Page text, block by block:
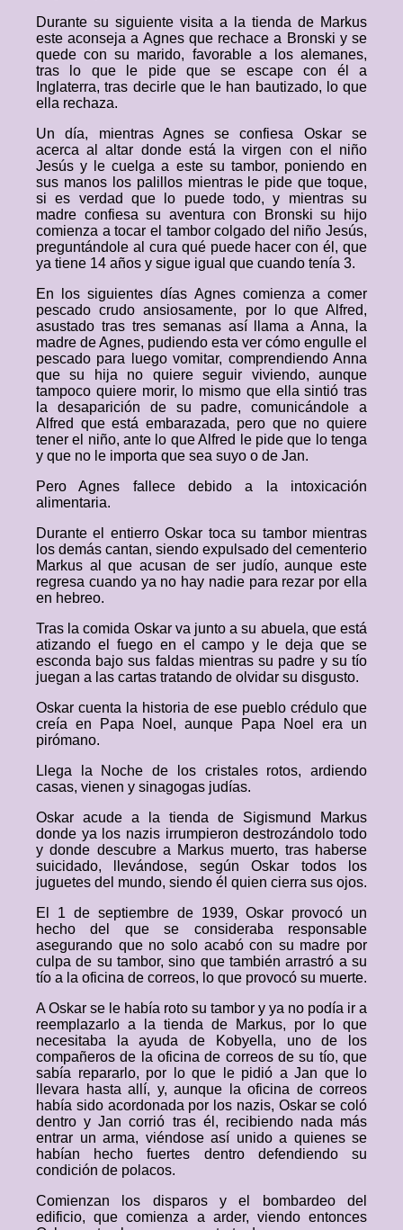
Durante su siguiente visita a la tienda de Markus
este aconseja a Agnes que rechace a Bronski y se
quede con su marido, favorable a los alemanes,
tras lo que le pide que se escape con él a
Inglaterra, tras decirle que le han bautizado, lo que
ella rechaza.
Un día, mientras Agnes se confiesa Oskar se
acerca al altar donde está la virgen con el niño
Jesús y le cuelga a este su tambor, poniendo en
sus manos los palillos mientras le pide que toque,
si es verdad que lo puede todo, y mientras su
madre confiesa su aventura con Bronski su hijo
comienza a tocar el tambor colgado del niño Jesús,
preguntándole al cura qué puede hacer con él, que
ya tiene 14 años y sigue igual que cuando tenía 3.
En los siguientes días Agnes comienza a comer
pescado crudo ansiosamente, por lo que Alfred,
asustado tras tres semanas así llama a Anna, la
madre de Agnes, pudiendo esta ver cómo engulle el
pescado para luego vomitar, comprendiendo Anna
que su hija no quiere seguir viviendo, aunque
tampoco quiere morir, lo mismo que ella sintió tras
la desaparición de su padre, comunicándole a
Alfred que está embarazada, pero que no quiere
tener el niño, ante lo que Alfred le pide que lo tenga
y que no le importa que sea suyo o de Jan.
Pero Agnes fallece debido a la intoxicación
alimentaria.
Durante el entierro Oskar toca su tambor mientras
los demás cantan, siendo expulsado del cementerio
Markus al que acusan de ser judío, aunque este
regresa cuando ya no hay nadie para rezar por ella
en hebreo.
Tras la comida Oskar va junto a su abuela, que está
atizando el fuego en el campo y le deja que se
esconda bajo sus faldas mientras su padre y su tío
juegan a las cartas tratando de olvidar su disgusto.
Oskar cuenta la historia de ese pueblo crédulo que
creía en Papa Noel, aunque Papa Noel era un
pirómano.
Llega la Noche de los cristales rotos, ardiendo
casas, vienen y sinagogas judías.
Oskar acude a la tienda de Sigismund Markus
donde ya los nazis irrumpieron destrozándolo todo
y donde descubre a Markus muerto, tras haberse
suicidado, llevándose, según Oskar todos los
juguetes del mundo, siendo él quien cierra sus ojos.
El 1 de septiembre de 1939, Oskar provocó un
hecho del que se consideraba responsable
asegurando que no solo acabó con su madre por
culpa de su tambor, sino que también arrastró a su
tío a la oficina de correos, lo que provocó su muerte.
A Oskar se le había roto su tambor y ya no podía ir a
reemplazarlo a la tienda de Markus, por lo que
necesitaba la ayuda de Kobyella, uno de los
compañeros de la oficina de correos de su tío, que
sabía repararlo, por lo que le pidió a Jan que lo
llevara hasta allí, y, aunque la oficina de correos
había sido acordonada por los nazis, Oskar se coló
dentro y Jan corrió tras él, recibiendo nada más
entrar un arma, viéndose así unido a quienes se
habían hecho fuertes dentro defendiendo su
condición de polacos.
Comienzan los disparos y el bombardeo del
edificio, que comienza a arder, viendo entonces